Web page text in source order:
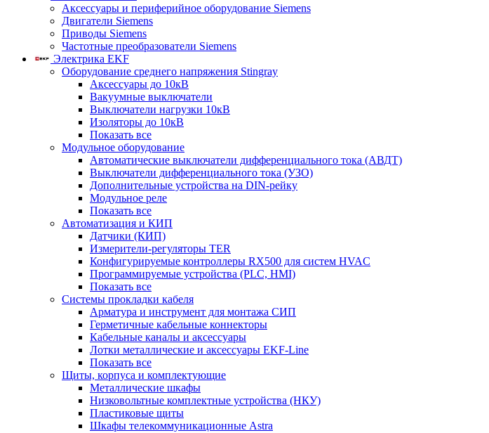
Аксессуары и периферийное оборудование Siemens
Двигатели Siemens
Приводы Siemens
Частотные преобразователи Siemens
Электрика EKF
Оборудование среднего напряжения Stingray
Аксессуары до 10кВ
Вакуумные выключатели
Выключатели нагрузки 10кВ
Изоляторы до 10кВ
Показать все
Модульное оборудование
Автоматические выключатели дифференциального тока (АВДТ)
Выключатели дифференциального тока (УЗО)
Дополнительные устройства на DIN-рейку
Модульное реле
Показать все
Автоматизация и КИП
Датчики (КИП)
Измерители-регуляторы TER
Конфигурируемые контроллеры RX500 для систем HVAC
Программируемые устройства (PLC, HMI)
Показать все
Системы прокладки кабеля
Арматура и инструмент для монтажа СИП
Герметичные кабельные коннекторы
Кабельные каналы и аксессуары
Лотки металлические и аксессуары EKF-Line
Показать все
Щиты, корпуса и комплектующие
Металлические шкафы
Низковольтные комплектные устройства (НКУ)
Пластиковые щиты
Шкафы телекоммуникационные Astra